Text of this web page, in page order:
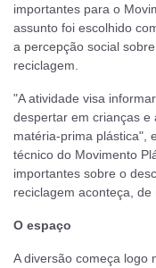
importantes para o
assunto foi escolhido
a percepção social
reciclagem.
"A atividade visa
despertar em crianças e
matéria-prima plástica",
técnico do Movimento
importantes sobre o
reciclagem aconteça,
O espaço
A diversão começa logo